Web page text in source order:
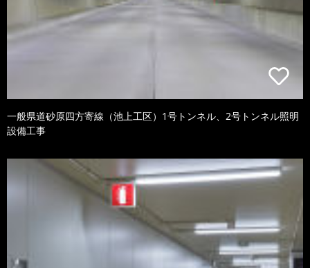
一般県道砂原四方寄線（池上工区）1号トンネル、2号トンネル照明
設備工事